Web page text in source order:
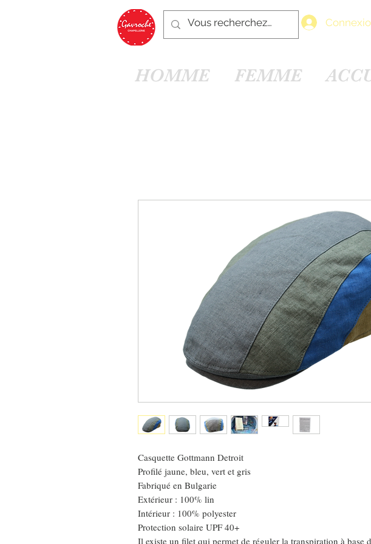
HOMME FEMME
Casquette Gottmann Detroit
Profilé jaune, bleu, vert et gris
Fabriqué en Bulgarie
Extérieur : 100% lin
Intérieur : 100% polyester
Protection solaire UPF 40+
Il existe un filet qui permet de réguler la transpiration à base